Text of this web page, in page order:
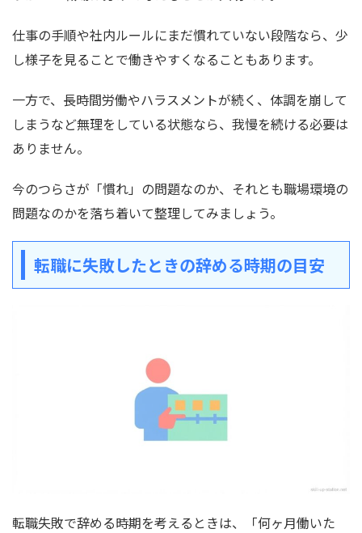
仕事の手順や社内ルールにまだ慣れていない段階なら、少
し様子を見ることで働きやすくなることもあります。
一方で、長時間労働やハラスメントが続く、体調を崩して
しまうなど無理をしている状態なら、我慢を続ける必要は
ありません。
今のつらさが「慣れ」の問題なのか、それとも職場環境の
問題なのかを落ち着いて整理してみましょう。
転職に失敗したときの辞める時期の目安
転職失敗で辞める時期を考えるときは、「何ヶ月働いた